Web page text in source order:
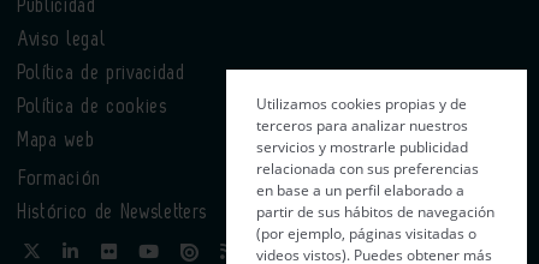
Publicidad
Aviso legal
Política de privacidad
Política de cookies
Mapa web
Formación
Histórico de Newsletters
Utilizamos cookies propias y de
terceros para analizar nuestros
servicios y mostrarle publicidad
relacionada con sus preferencias
en base a un perfil elaborado a
partir de sus hábitos de navegación
(por ejemplo, páginas visitadas o
videos vistos). Puedes obtener más